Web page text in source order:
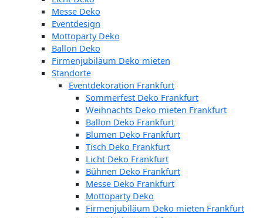
Messe Deko
Eventdesign
Mottoparty Deko
Ballon Deko
Firmenjubiläum Deko mieten
Standorte
Eventdekoration Frankfurt
Sommerfest Deko Frankfurt
Weihnachts Deko mieten Frankfurt
Ballon Deko Frankfurt
Blumen Deko Frankfurt
Tisch Deko Frankfurt
Licht Deko Frankfurt
Bühnen Deko Frankfurt
Messe Deko Frankfurt
Mottoparty Deko
Firmenjubiläum Deko mieten Frankfurt